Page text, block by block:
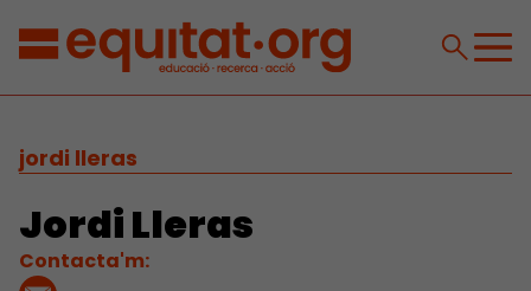
jordi lleras
Jordi Lleras
Contacta'm: